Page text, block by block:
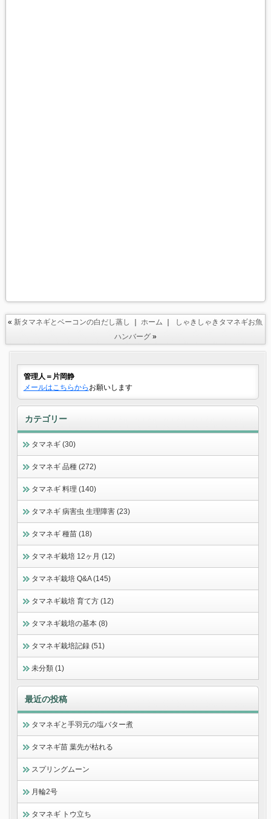
« 新タマネギとベーコンの白だし蒸し ｜ ホーム ｜
しゃきしゃきタマネギお魚
ハンバーグ»
管理人＝片岡静
メールはこちらから お願いします
カテゴリー
タマネギ (30)
タマネギ 品種 (272)
タマネギ 料理 (140)
タマネギ 病害虫 生理障害 (23)
タマネギ 種苗 (18)
タマネギ栽培 12ヶ月 (12)
タマネギ栽培 Q&A (145)
タマネギ栽培 育て方 (12)
タマネギ栽培の基本 (8)
タマネギ栽培記録 (51)
未分類 (1)
最近の投稿
タマネギと手羽元の塩バター煮
タマネギ苗 葉先が枯れる
スプリングムーン
月輪2号
タマネギ トウ立ち